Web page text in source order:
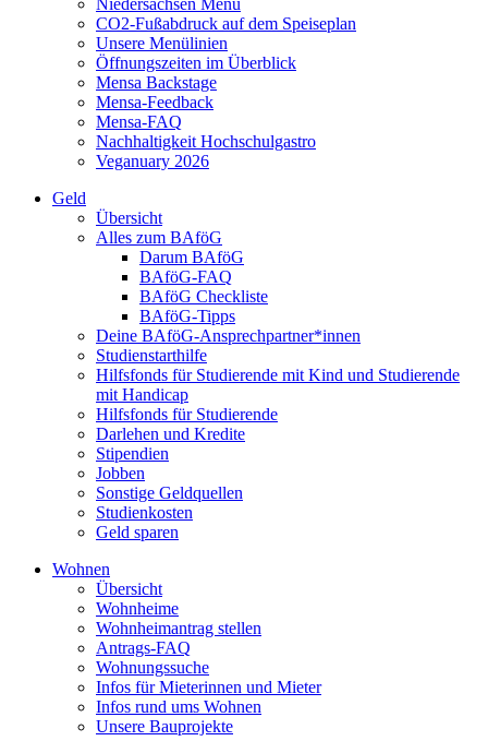
Niedersachsen Menü
CO2-Fußabdruck auf dem Speiseplan
Unsere Menülinien
Öffnungszeiten im Überblick
Mensa Backstage
Mensa-Feedback
Mensa-FAQ
Nachhaltigkeit Hochschulgastro
Veganuary 2026
Geld
Übersicht
Alles zum BAföG
Darum BAföG
BAföG-FAQ
BAföG Checkliste
BAföG-Tipps
Deine BAföG-Ansprechpartner*innen
Studienstarthilfe
Hilfsfonds für Studierende mit Kind und Studierende
mit Handicap
Hilfsfonds für Studierende
Darlehen und Kredite
Stipendien
Jobben
Sonstige Geldquellen
Studienkosten
Geld sparen
Wohnen
Übersicht
Wohnheime
Wohnheimantrag stellen
Antrags-FAQ
Wohnungssuche
Infos für Mieterinnen und Mieter
Infos rund ums Wohnen
Unsere Bauprojekte